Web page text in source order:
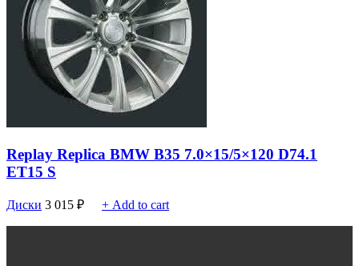
Replay Replica BMW B35 7.0×15/5×120 D74.1
ET15 S
Диски 3 015 ₽ + Add to cart